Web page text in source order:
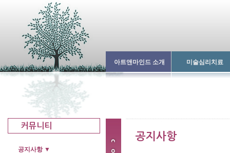
아트앤마인드 소개 미술심리치료
공지사항 ▼